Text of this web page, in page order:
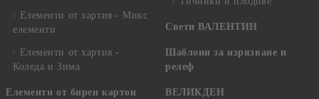
Елементи от хартия - Микс
елементи
Елементи от хартия -
Коледа и Зима
Елементи от бирен картон
Свети ВАЛЕНТИН
Шаблони за изрязване и
релеф
ВЕЛИКДЕН